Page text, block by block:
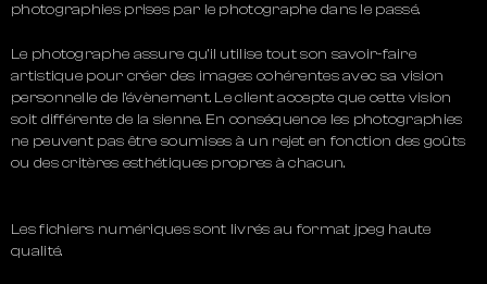
photographies prises par le photographe dans le passé.
Le photographe assure qu’il utilise tout son savoir-faire
artistique pour créer des images cohérentes avec sa vision
personnelle de l’évènement. Le client accepte que cette vision
soit différente de la sienne. En conséquence les photographies
ne peuvent pas être soumises à un rejet en fonction des goûts
ou des critères esthétiques propres à chacun.
Les fichiers numériques sont livrés au format jpeg haute
qualité.